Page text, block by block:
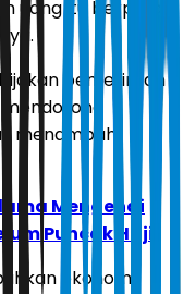
uang itu berputar
pemerintah
menambah
Mengenai
Puncak Haji
ekonomi